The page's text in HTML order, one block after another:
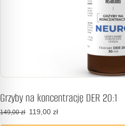
Grzyby na koncentrację DER 20:1
149,00zł 119,00 zł